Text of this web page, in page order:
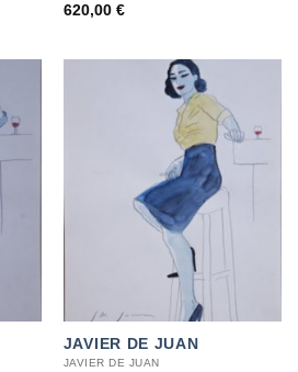
620,00 €
JAVIER DE JUAN
JAVIER DE JUAN